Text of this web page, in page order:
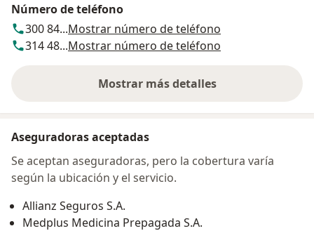
Número de teléfono
300 84...Mostrar número de teléfono
314 48...Mostrar número de teléfono
Mostrar más detalles
sobre la dirección
Aseguradoras aceptadas
Se aceptan aseguradoras, pero la cobertura varía
según la ubicación y el servicio.
Allianz Seguros S.A.
Medplus Medicina Prepagada S.A.